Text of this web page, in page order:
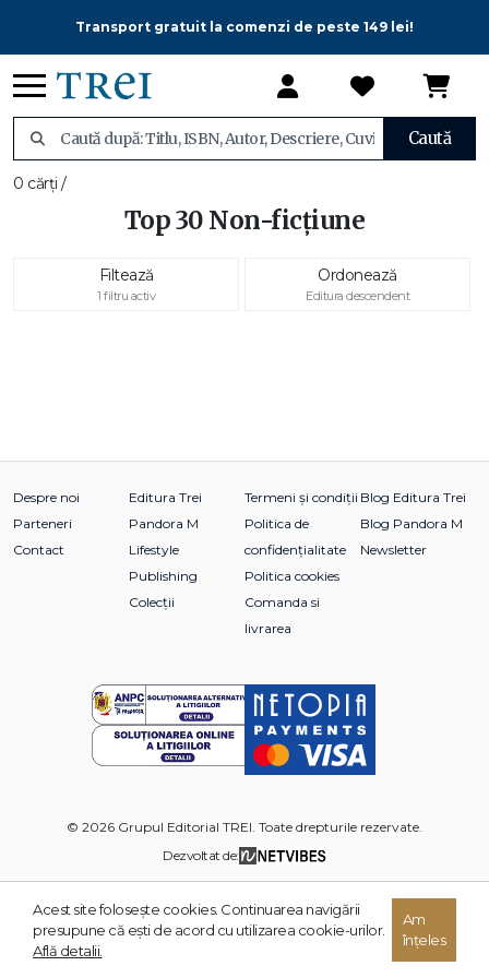
Transport gratuit la comenzi de peste 149 lei!
Caută
0 cărți /
Top 30 Non-ficțiune
Filtează
1 filtru activ
Ordonează
Editura descendent
Despre noi
Parteneri
Contact
Editura Trei
Pandora M
Lifestyle
Publishing
Colecții
Termeni și condiții
Politica de
confidențialitate
Politica cookies
Comanda si
livrarea
Blog Editura Trei
Blog Pandora M
Newsletter
© 2026 Grupul Editorial TREI. Toate drepturile rezervate.
Dezvoltat de:
Acest site foloseşte cookies. Continuarea navigării
presupune că eşti de acord cu utilizarea cookie-urilor.
Află detalii.
Am
înțeles